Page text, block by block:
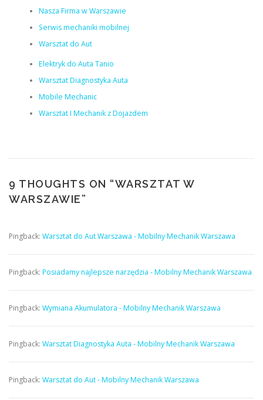
Nasza Firma w Warszawie
Serwis mechaniki mobilnej
Warsztat do Aut
Elektryk do Auta Tanio
Warsztat Diagnostyka Auta
Mobile Mechanic
Warsztat I Mechanik z Dojazdem
9 THOUGHTS ON “WARSZTAT W
WARSZAWIE”
Pingback: Warsztat do Aut Warszawa - Mobilny Mechanik Warszawa
Pingback: Posiadamy najlepsze narzędzia - Mobilny Mechanik Warszawa
Pingback: Wymiana Akumulatora - Mobilny Mechanik Warszawa
Pingback: Warsztat Diagnostyka Auta - Mobilny Mechanik Warszawa
Pingback: Warsztat do Aut - Mobilny Mechanik Warszawa